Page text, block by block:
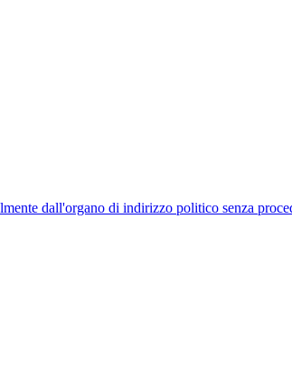
dall'organo di indirizzo politico senza